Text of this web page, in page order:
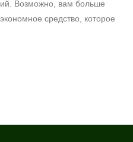
Возможно, вам больше
средство, которое